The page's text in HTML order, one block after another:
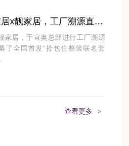
强强联手 | 宜奥家居x靓家居，工厂溯源直播首秀圆满收官！
家居，于宜奥总部进行工厂溯源
了全国首发“拎包住整装联名套
查看更多 >